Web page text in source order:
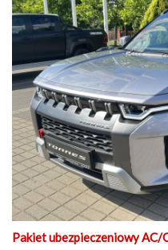
Pakiet ubezpieczeniowy AC/